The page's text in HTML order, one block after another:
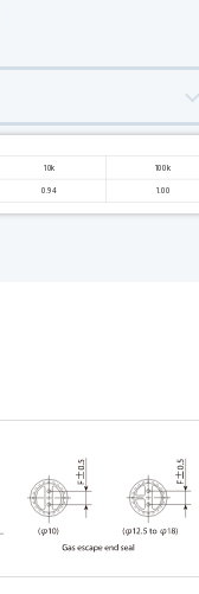
10k 100k
0.94 1.00